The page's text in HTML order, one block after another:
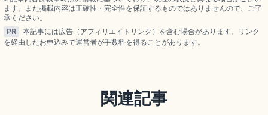
ます。また掲載内容は正確性・完全性を保証するものではありませんので、ご了
承ください。
PR
本記事には広告（アフィリエイトリンク）を含む場合があります。リンク
を経由したお申込みで運営者が手数料を得ることがあります。
関連記事